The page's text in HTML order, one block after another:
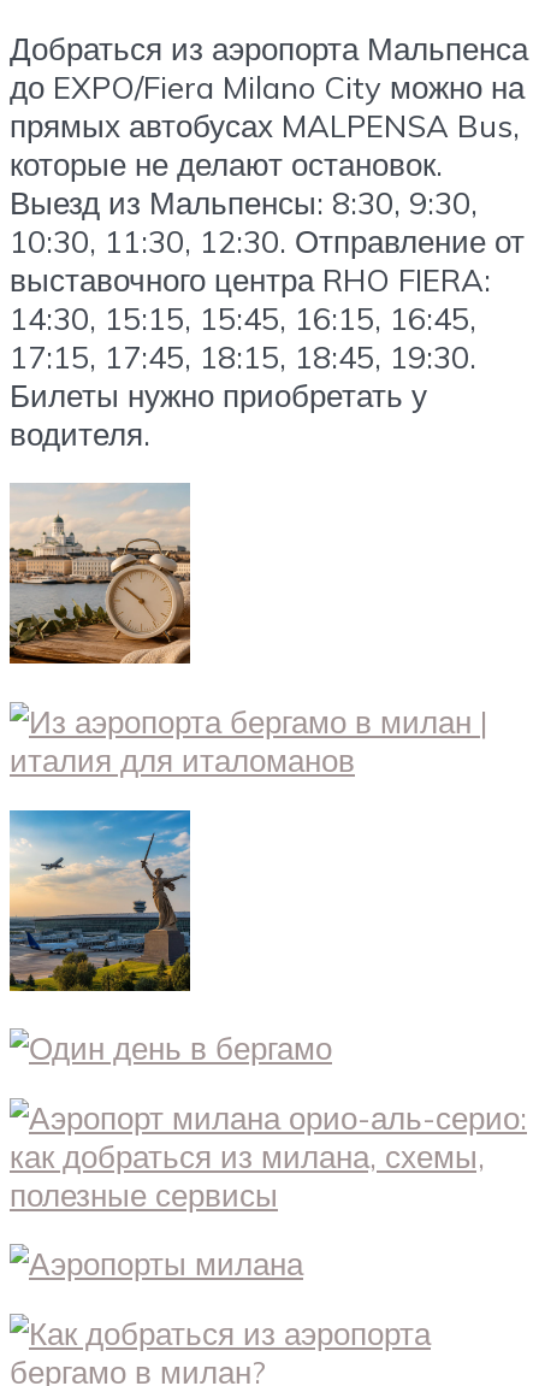
Добраться из аэропорта Мальпенса
до EXPO/Fiera Milano City можно на
прямых автобусах MALPENSA Bus,
которые не делают остановок.
Выезд из Мальпенсы: 8:30, 9:30,
10:30, 11:30, 12:30. Отправление от
выставочного центра RHO FIERA:
14:30, 15:15, 15:45, 16:15, 16:45,
17:15, 17:45, 18:15, 18:45, 19:30.
Билеты нужно приобретать у
водителя.